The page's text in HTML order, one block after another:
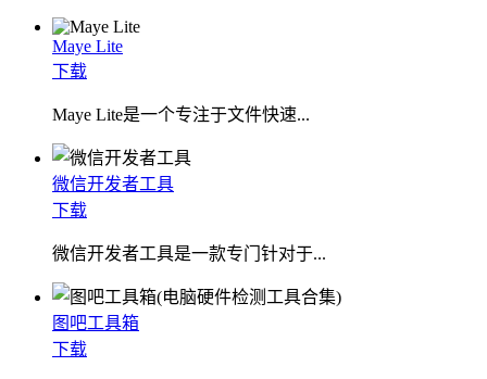
Maye Lite
下载
​Maye Lite是一个专注于文件快速...
微信开发者工具
下载
微信开发者工具是一款专门针对于...
图吧工具箱
下载